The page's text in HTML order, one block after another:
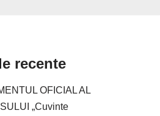
recente
OFICIAL AL
„Cuvinte